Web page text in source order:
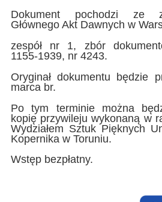
Dokument pochodzi ze
Głównego Akt Dawnych w
zespół nr 1, zbór
1155-1939, nr 4243.
Oryginał dokumentu będzie
marca br.
Po tym terminie można
kopię przywileju wykonaną w
Wydziałem Sztuk Pięknych
Kopernika w Toruniu.
Wstęp bezpłatny.